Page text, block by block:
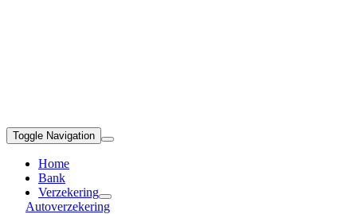
Toggle Navigation
Home
Bank
Verzekering
Autoverzekering